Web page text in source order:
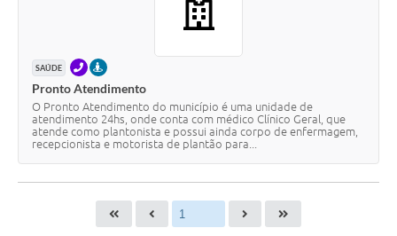
SAÚDE TELEFONEPRESENCIAL
Pronto Atendimento
O Pronto Atendimento do município é uma unidade de
atendimento 24hs, onde conta com médico Clínico Geral, que
atende como plantonista e possui ainda corpo de enfermagem,
recepcionista e motorista de plantão para...